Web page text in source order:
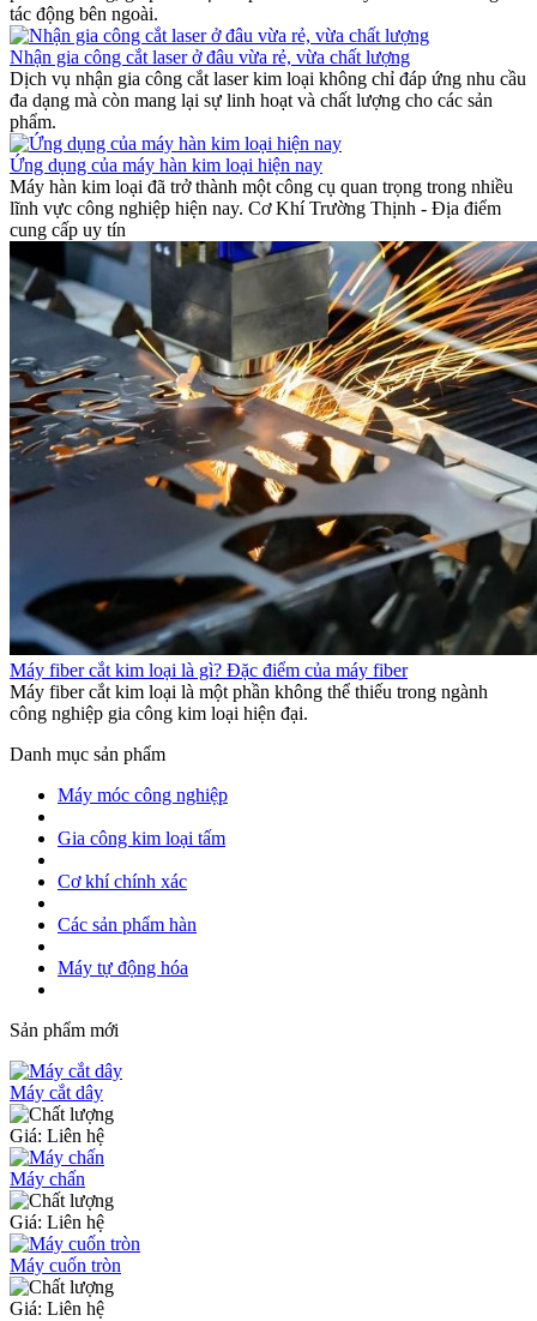
tác động bên ngoài.
Nhận gia công cắt laser ở đâu vừa rẻ, vừa chất lượng
Dịch vụ nhận gia công cắt laser kim loại không chỉ đáp ứng nhu cầu
đa dạng mà còn mang lại sự linh hoạt và chất lượng cho các sản
phẩm.
Ứng dụng của máy hàn kim loại hiện nay
Máy hàn kim loại đã trở thành một công cụ quan trọng trong nhiều
lĩnh vực công nghiệp hiện nay. Cơ Khí Trường Thịnh - Địa điểm
cung cấp uy tín
Máy fiber cắt kim loại là gì? Đặc điểm của máy fiber
Máy fiber cắt kim loại là một phần không thể thiếu trong ngành
công nghiệp gia công kim loại hiện đại.
Danh mục sản phẩm
Máy móc công nghiệp
Gia công kim loại tấm
Cơ khí chính xác
Các sản phẩm hàn
Máy tự động hóa
Sản phẩm mới
Máy cắt dây
Giá: Liên hệ
Máy chấn
Giá: Liên hệ
Máy cuốn tròn
Giá: Liên hệ